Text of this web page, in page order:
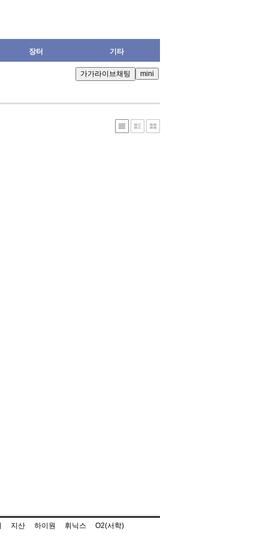
장터 기타
지산 하이원 휘닉스 O2(서학)